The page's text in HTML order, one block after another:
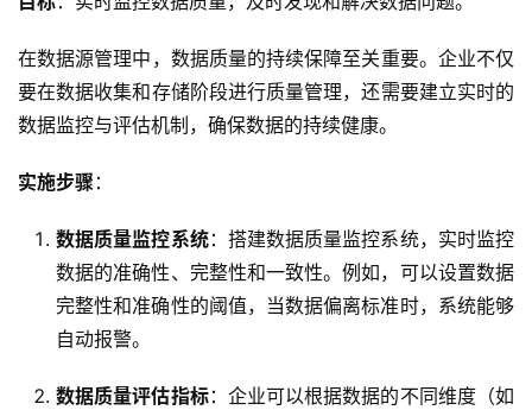
在数据源管理中，数据质量的持续保障至关重要。企业不仅
要在数据收集和存储阶段进行质量管理，还需要建立实时的
数据监控与评估机制，确保数据的持续健康。
实施步骤 ：
数据质量监控系统：搭建数据质量监控系统，实时监控
数据的准确性、完整性和一致性。例如，可以设置数据
完整性和准确性的阈值，当数据偏离标准时，系统能够
自动报警。
数据质量评估指标：企业可以根据数据的不同维度（如